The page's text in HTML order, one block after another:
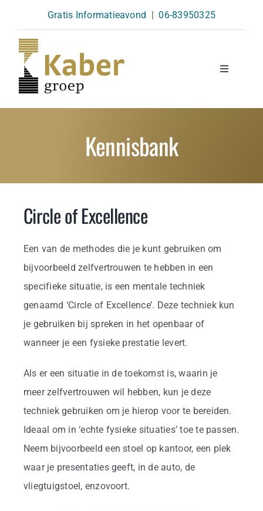
content
Gratis Informatieavond | 06-83950325
Toggle
Opleidingen
Agenda
Kennisbank
Business
Info
Contact
Kennisbank
Circle of Excellence
Een van de methodes die je kunt gebruiken om
bijvoorbeeld zelfvertrouwen te hebben in een
specifieke situatie, is een mentale techniek
genaamd ‘Circle of Excellence’. Deze techniek kun
je gebruiken bij spreken in het openbaar of
wanneer je een fysieke prestatie levert.
Als er een situatie in de toekomst is, waarin je
meer zelfvertrouwen wil hebben, kun je deze
techniek gebruiken om je hierop voor te bereiden.
Ideaal om in ‘echte fysieke situaties’ toe te passen.
Neem bijvoorbeeld een stoel op kantoor, een plek
waar je presentaties geeft, in de auto, de
vliegtuigstoel, enzovoort.